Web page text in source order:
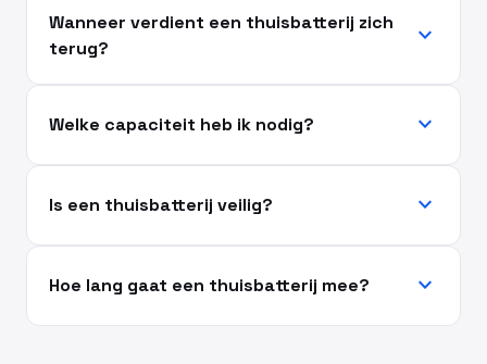
Wanneer verdient een thuisbatterij zich
terug?
expand_more
Welke capaciteit heb ik nodig? expand_more
Is een thuisbatterij veilig? expand_more
Hoe lang gaat een thuisbatterij mee? expand_more